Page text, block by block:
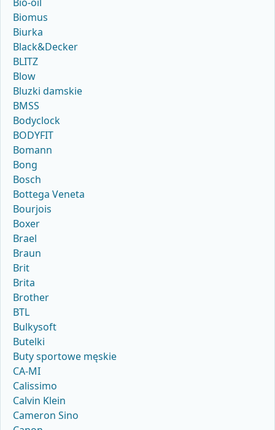
Biomus
Biurka
Black&Decker
BLITZ
Blow
Bluzki damskie
BMSS
Bodyclock
BODYFIT
Bomann
Bong
Bosch
Bottega Veneta
Bourjois
Boxer
Brael
Braun
Brit
Brita
Brother
BTL
Bulkysoft
Butelki
Buty sportowe męskie
CA-MI
Calissimo
Calvin Klein
Cameron Sino